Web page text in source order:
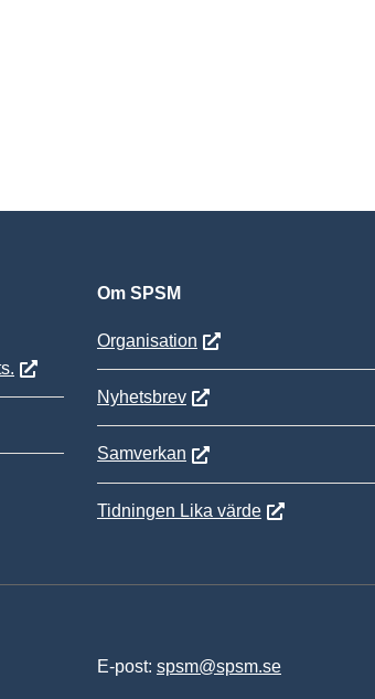
Om SPSM
Organisation
Nyhetsbrev
Samverkan
Tidningen Lika värde
E-post: spsm@spsm.se